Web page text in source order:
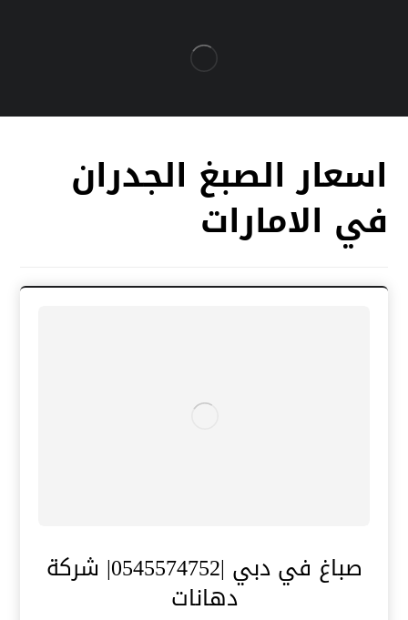
اسعار الصبغ الجدران
في الامارات
صباغ في دبي |0545574752| شركة
دهانات